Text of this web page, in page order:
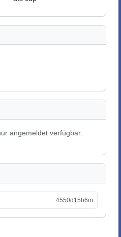
angemeldet verfügbar.
4550d15h6m